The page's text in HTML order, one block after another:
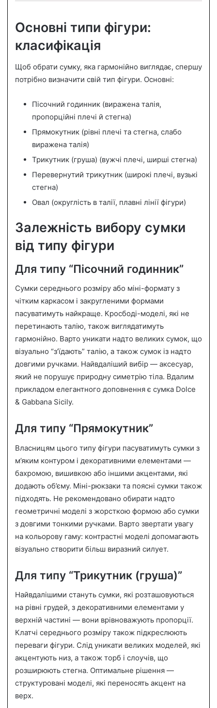
Основні типи фігури:
класифікація
Щоб обрати сумку, яка гармонійно виглядає, спершу
потрібно визначити свій тип фігури. Основні:
Пісочний годинник (виражена талія,
пропорційні плечі й стегна)
Прямокутник (рівні плечі та стегна, слабо
виражена талія)
Трикутник (груша) (вужчі плечі, ширші стегна)
Перевернутий трикутник (широкі плечі, вузькі
стегна)
Овал (округлість в талії, плавні лінії фігури)
Залежність вибору сумки
від типу фігури
Для типу “Пісочний годинник”
Сумки середнього розміру або міні-формату з
чітким каркасом і закругленими формами
пасуватимуть найкраще. Кросбоді-моделі, які не
перетинають талію, також виглядатимуть
гармонійно. Варто уникати надто великих сумок, що
візуально “з’їдають” талію, а також сумок із надто
довгими ручками. Найвдаліший вибір — аксесуар,
який не порушує природну симетрію тіла. Вдалим
прикладом елегантного доповнення є сумка Dolce
& Gabbana Sicily.
Для типу “Прямокутник”
Власницям цього типу фігури пасуватимуть сумки з
м’яким контуром і декоративними елементами —
бахромою, вишивкою або іншими акцентами, які
додають об’єму. Міні-рюкзаки та поясні сумки також
підходять. Не рекомендовано обирати надто
геометричні моделі з жорсткою формою або сумки
з довгими тонкими ручками. Варто звертати увагу
на кольорову гаму: контрастні моделі допомагають
візуально створити більш виразний силует.
Для типу “Трикутник (груша)”
Найвдалішими стануть сумки, які розташовуються
на рівні грудей, з декоративними елементами у
верхній частині — вони врівноважують пропорції.
Клатчі середнього розміру також підкреслюють
переваги фігури. Слід уникати великих моделей, які
акцентують низ, а також торб і слоучів, що
розширюють стегна. Оптимальне рішення —
структуровані моделі, які переносять акцент на
верх.